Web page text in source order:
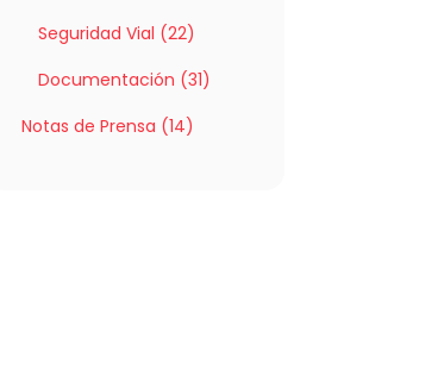
Seguridad Vial (22)
Documentación (31)
Notas de Prensa (14)